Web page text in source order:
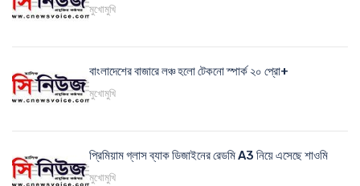
মুখোমুখি
বাংলাদেশের বাজারে লঞ্চ হলো টেকনো স্পার্ক ২০ প্রো+
মুখোমুখি
প্রিমিয়াম গ্লাস ব্যাক ডিজাইনের রেডমি A3 নিয়ে এসেছে শাওমি
মুখোমুখি